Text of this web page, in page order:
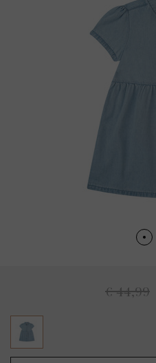
€ 44,99